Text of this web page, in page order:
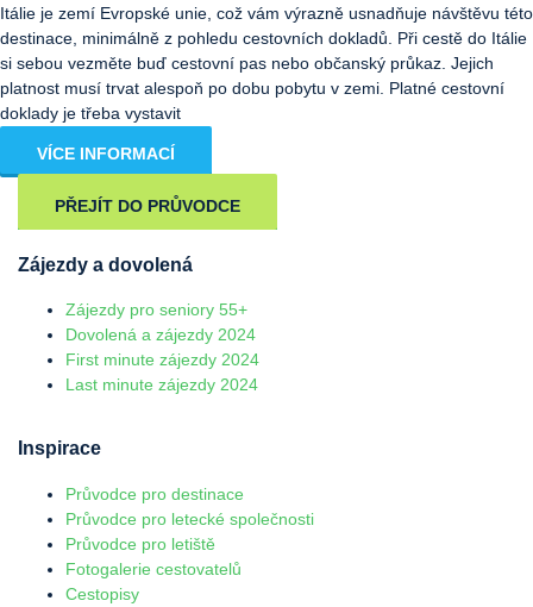
Itálie je zemí Evropské unie, což vám výrazně usnadňuje návštěvu této
destinace, minimálně z pohledu cestovních dokladů. Při cestě do Itálie
si sebou vezměte buď cestovní pas nebo občanský průkaz. Jejich
platnost musí trvat alespoň po dobu pobytu v zemi. Platné cestovní
doklady je třeba vystavit
VÍCE INFORMACÍ
PŘEJÍT DO PRŮVODCE
Zájezdy a dovolená
Zájezdy pro seniory 55+
Dovolená a zájezdy 2024
First minute zájezdy 2024
Last minute zájezdy 2024
Inspirace
Průvodce pro destinace
Průvodce pro letecké společnosti
Průvodce pro letiště
Fotogalerie cestovatelů
Cestopisy